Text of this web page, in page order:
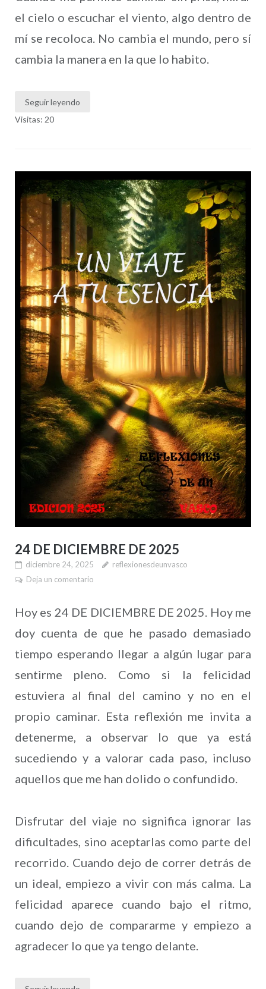
el cielo o escuchar el viento, algo dentro de
mí se recoloca. No cambia el mundo, pero sí
cambia la manera en la que lo habito.
Seguir leyendo
Visitas: 20
24 DE DICIEMBRE DE 2025
diciembre 24, 2025
reflexionesdeunvasco
Deja un comentario
Hoy es 24 DE DICIEMBRE DE 2025. Hoy me
doy cuenta de que he pasado demasiado
tiempo esperando llegar a algún lugar para
sentirme pleno. Como si la felicidad
estuviera al final del camino y no en el
propio caminar. Esta reflexión me invita a
detenerme, a observar lo que ya está
sucediendo y a valorar cada paso, incluso
aquellos que me han dolido o confundido.
Disfrutar del viaje no significa ignorar las
dificultades, sino aceptarlas como parte del
recorrido. Cuando dejo de correr detrás de
un ideal, empiezo a vivir con más calma. La
felicidad aparece cuando bajo el ritmo,
cuando dejo de compararme y empiezo a
agradecer lo que ya tengo delante.